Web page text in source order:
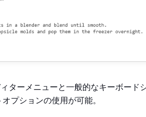
ターメニューと一般的なキーボード
プションの使用が可能。